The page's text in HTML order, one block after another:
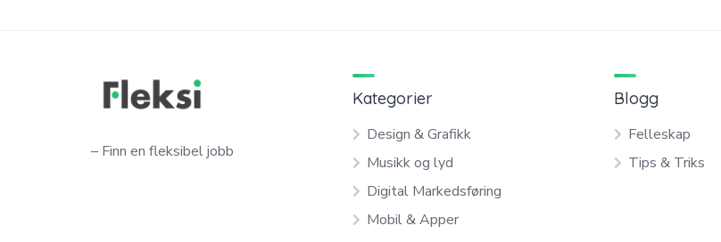
– Finn en fleksibel jobb
Kategorier
Design & Grafikk
Musikk og lyd
Digital Markedsføring
Mobil & Apper
Blogg
Felleskap
Tips & Triks